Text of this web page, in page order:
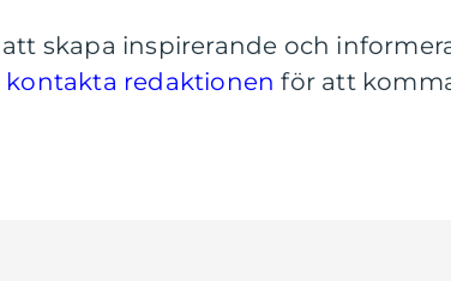
skapa inspirerande och
kontakta redaktionen för att